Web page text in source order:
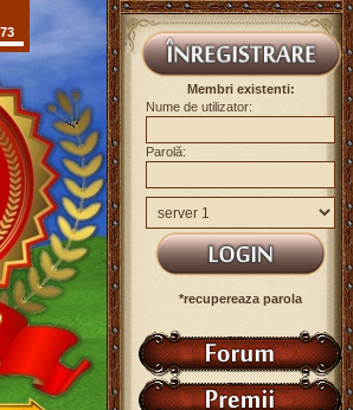
Membri existenti:
Nume de utilizator:
Parolă:
*recupereaza parola